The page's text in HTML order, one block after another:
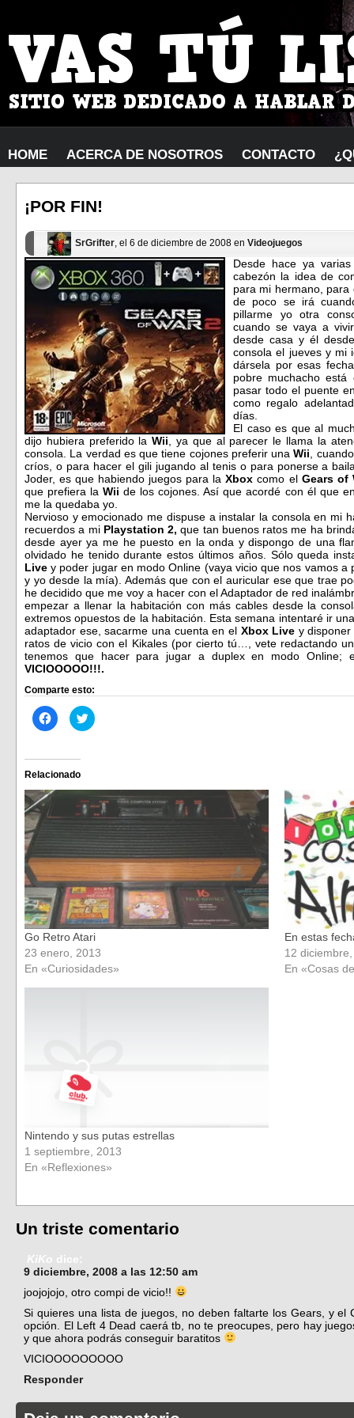
HOME ACERCA DE NOSOTROS CONTACTO
¡POR FIN!
SrGrifter, el 6 de diciembre de 2008 en Videojuegos
Desde hace ya
cabezón la idea de
para mi hermano,
de poco se irá
pillarme yo otra
cuando se vaya a
desde casa y él
consola el jueves y mi
dársela por esas
pobre muchacho
pasar todo el puente
como regalo
días.
El caso es que al
dijo hubiera preferido laWii , ya que al parecer le llama la
consola. La verdad es que tiene cojones preferir unaWii ,
críos, o para hacer el gili jugando al tenis o para ponerse a
Joder, es que habiendo juegos para laXboxcomo el Gears of
que prefiera laWiide los cojones. Así que acordé con él que
me la quedaba yo.
Nervioso y emocionado me dispuse a instalar la consola en mi
recuerdos a mi Playstation 2, que tan buenos ratos me ha
desde ayer ya me he puesto en la onda y dispongo de una
olvidado he tenido durante estos últimos años. Sólo queda
Live y poder jugar en modo Online (vaya vicio que nos vamos
y yo desde la mía). Además que con el auricular ese que trae
he decidido que me voy a hacer con el Adaptador de red
empezar a llenar la habitación con más cables desde la
extremos opuestos de la habitación. Esta semana intentaré ir
adaptador ese, sacarme una cuenta en elXbox Live y
ratos de vicio con el Kikales (por cierto tú…, vete redactando
tenemos que hacer para jugar a duplex en modo Online;
VICIOOOOO!!!.
Comparte esto:
Haz
clic
Facebook
(Se
abre
en
ventana
nueva)
Haz
clic
en
una
ventana
nueva)
Relacionado
Go Retro Atari
23 enero, 2013
En «Curiosidades»
En estas
12
En «Cosas
Nintendo y sus putas estrellas
1 septiembre, 2013
En «Reflexiones»
Un triste comentario
KiKo dice:
9 diciembre, 2008 a las 12:50 am
joojojojo, otro compi de vicio!!
Si quieres una lista de juegos, no deben faltarte los Gears, y
opción. El Left 4 Dead caerá tb, no te preocupes, pero hay
y que ahora podrás conseguir baratitos
VICIOOOOOOOOO
Responder